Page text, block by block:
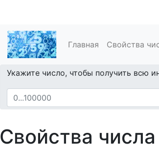
Главная Свойства
Укажите число, чтобы получить всю
Свойства